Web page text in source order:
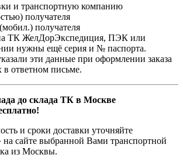
и транспортную компанию
получателя
получателя
ТК ЖелДорЭкспедиция, ПЭК или
нужны ещё серия и № паспорта.
эти данные при оформлении заказа
ответном письме.
до склада ТК в Москве
и сроки доставки уточняйте
на сайте выбранной Вами транспортной
из Москвы.